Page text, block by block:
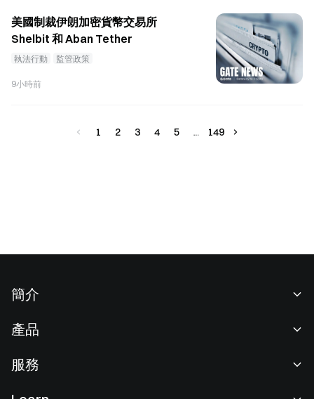
美國制裁伊朗加密貨幣交易所
Shelbit 和 Aban Tether
執法行動 監管政策
9小時前
1 2 3 4 5 149
簡介
新聞中心
產品
服務